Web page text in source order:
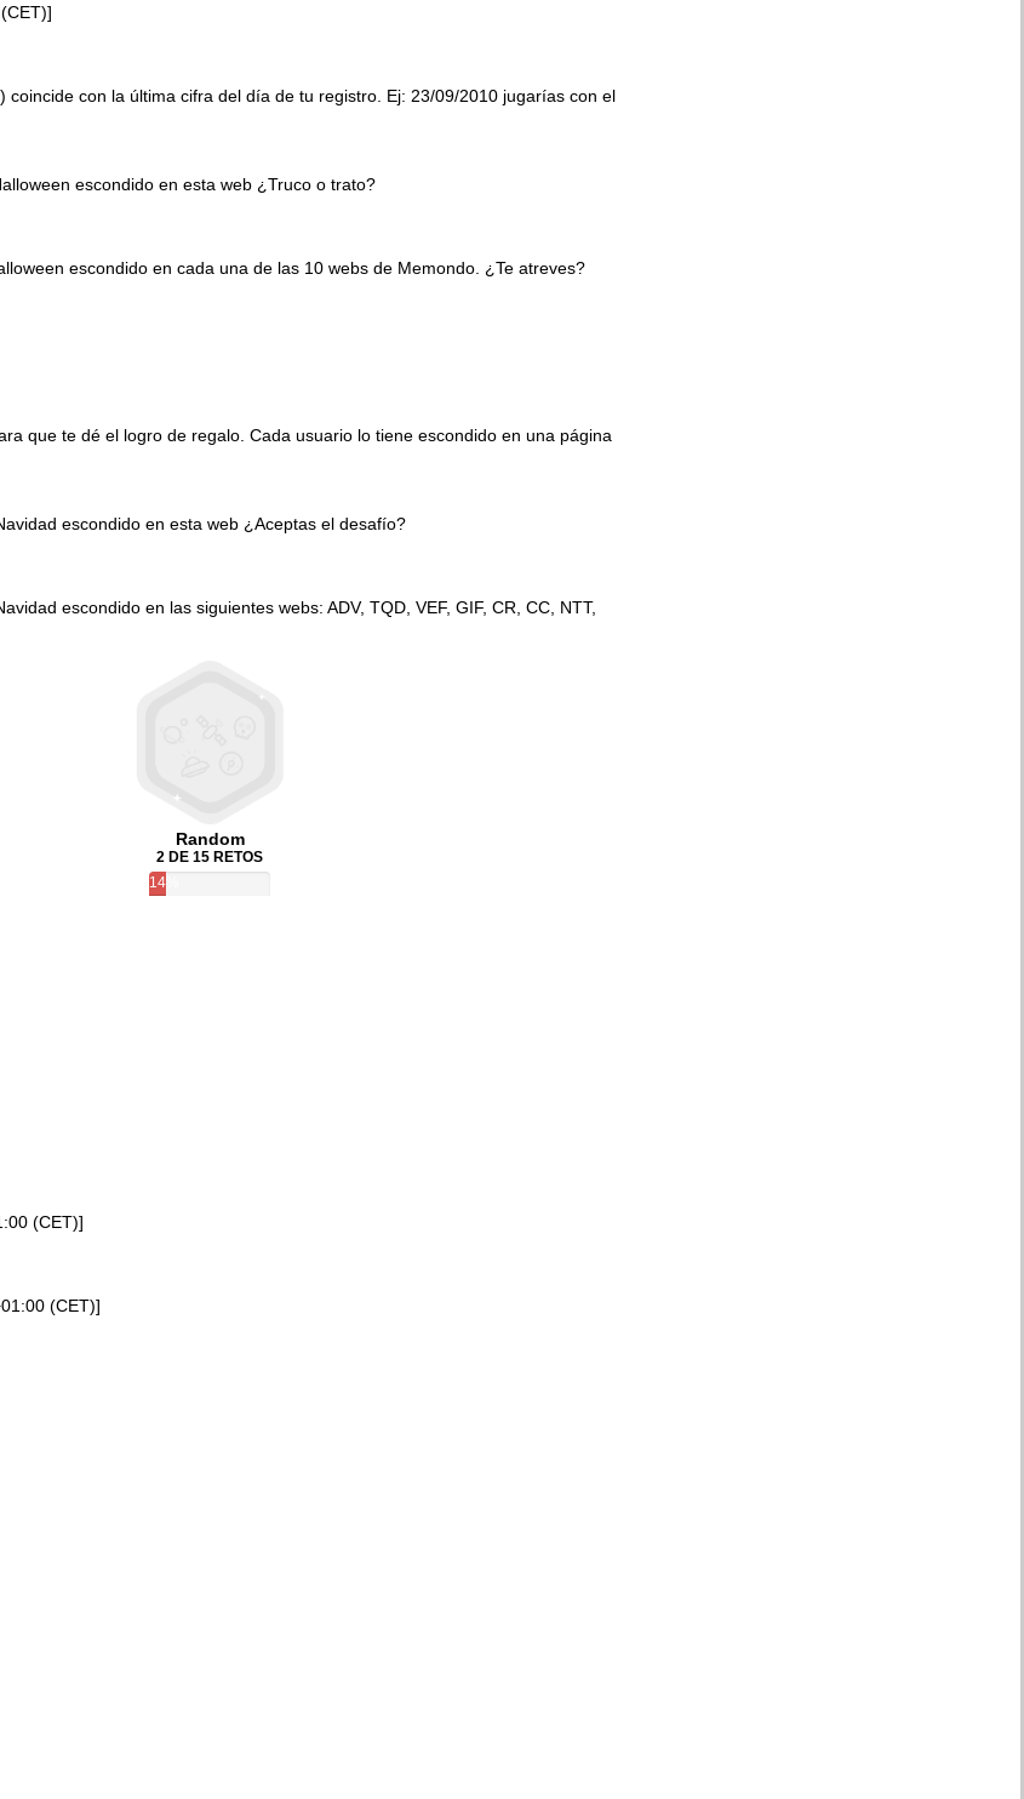
con la última cifra del día de tu registro. Ej: 23/09/2010 jugarías con el
escondido en esta web ¿Truco o trato?
escondido en cada una de las 10 webs de Memondo. ¿Te atreves?
que te dé el logro de regalo. Cada usuario lo tiene escondido en una página
escondido en esta web ¿Aceptas el desafío?
escondido en las siguientes webs: ADV, TQD, VEF, GIF, CR, CC, NTT,
Random
2 DE 15 RETOS
14%
(CET)]
(CET)]